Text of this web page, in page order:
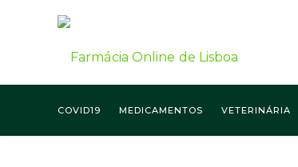
COVID19 MEDICAMENTOS VETERINÁRIA